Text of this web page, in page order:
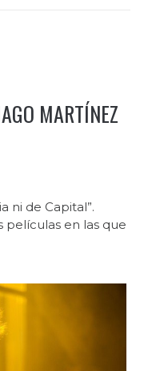
MARTÍNEZ
ni de Capital”.
películas en las que